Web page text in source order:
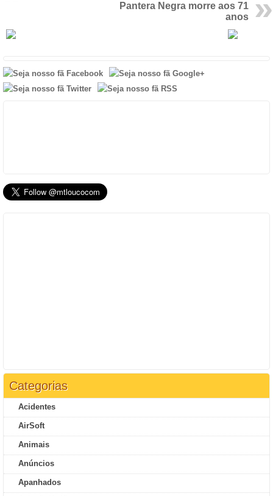
Pantera Negra morre aos 71
anos
Categorias
Acidentes
AirSoft
Animais
Anúncios
Apanhados